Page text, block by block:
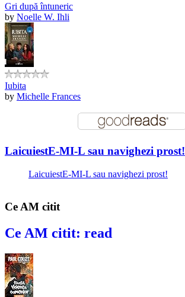
Gri după întuneric
by Noelle W. Ihli
Iubita
by Michelle Frances
LaicuiestE-MI-L sau navighezi prost!
LaicuiestE-MI-L sau navighezi prost!
Ce AM citit
Ce AM citit: read